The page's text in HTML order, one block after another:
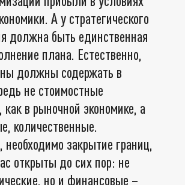
А у стратегического
должна быть единственная
плана. Естественно,
должны содержать в
не стоимостные
как в рыночной экономике, а
количественные.
необходимо закрытие границ,
открыты до сих пор: не
но и финансовые –